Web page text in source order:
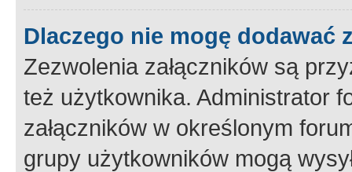
Dlaczego nie mogę dodawać
Zezwolenia załączników są
też użytkownika. Administrator
załączników w określonym
grupy użytkowników mogą